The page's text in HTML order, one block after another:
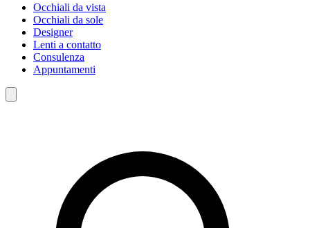
Occhiali da vista
Occhiali da sole
Designer
Lenti a contatto
Consulenza
Appuntamenti